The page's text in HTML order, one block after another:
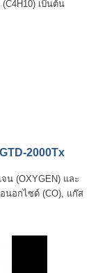
เป็นต้น
2000Tx
น (OXYGEN) และ
นอกไซด์ (CO), แก๊ส